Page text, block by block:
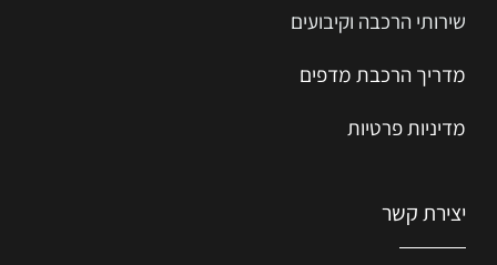
שירותי הרכבה וקיבועים
מדריך הרכבת מדפים
מדיניות פרטיות
יצירת קשר